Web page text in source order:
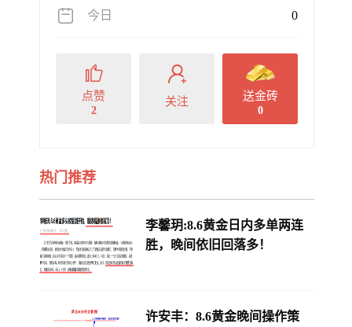
今日 0
点赞
2
关注 送金砖
0
热门推荐
李馨玥:8.6黄金日内多单两连
胜，晚间依旧回落多！
许安丰：8.6黄金晚间操作策